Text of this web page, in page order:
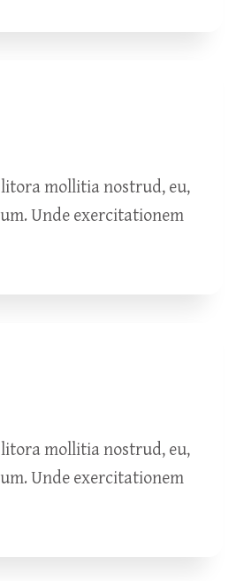
mollitia nostrud, eu,
Unde exercitationem
mollitia nostrud, eu,
Unde exercitationem